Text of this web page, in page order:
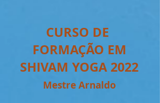
CURSO DE
FORMAÇÃO EM
SHIVAM YOGA 2022
Mestre Arnaldo